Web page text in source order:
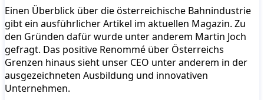
Einen Überblick über die österreichische Bahnindustrie
gibt ein ausführlicher Artikel im aktuellen Magazin. Zu
den Gründen dafür wurde unter anderem Martin Joch
gefragt. Das positive Renommé über Österreichs
Grenzen hinaus sieht unser CEO unter anderem in der
ausgezeichneten Ausbildung und innovativen
Unternehmen.